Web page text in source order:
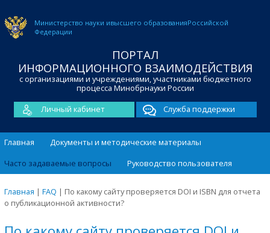
Министерство науки ивысшего образованияРоссийской
Федерации
ПОРТАЛ
ИНФОРМАЦИОННОГО ВЗАИМОДЕЙСТВИЯ
с организациями и учреждениями, участниками бюджетного
процесса Минобрнауки России
Личный кабинет
Служба поддержки
Главная
Документы и методические материалы
Часто задаваемые вопросы
Руководство пользователя
Главная | FAQ | По какому сайту проверяется DOI и ISBN для отчета
о публикационной активности?